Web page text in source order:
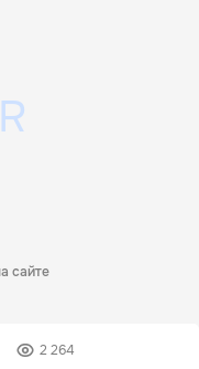
сайте
2 264